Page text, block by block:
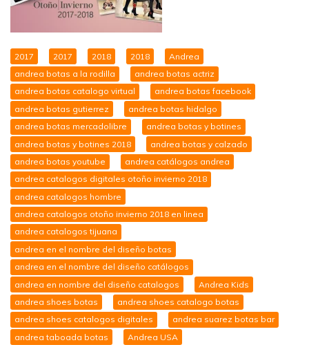
2017 2017 2018 2018
Andrea
andrea botas a la rodilla
andrea botas actriz
andrea botas catalogo virtual
andrea botas facebook
andrea botas gutierrez
andrea botas hidalgo
andrea botas mercadolibre
andrea botas y botines
andrea botas y botines 2018
andrea botas y calzado
andrea botas youtube
andrea catálogos andrea
andrea catalogos digitales otoño invierno 2018
andrea catalogos hombre
andrea catalogos otoño invierno 2018 en linea
andrea catalogos tijuana
andrea en el nombre del diseño botas
andrea en el nombre del diseño catálogos
andrea en nombre del diseño catalogos
Andrea Kids
andrea shoes botas
andrea shoes catalogo botas
andrea shoes catalogos digitales
andrea suarez botas bar
andrea taboada botas
Andrea USA